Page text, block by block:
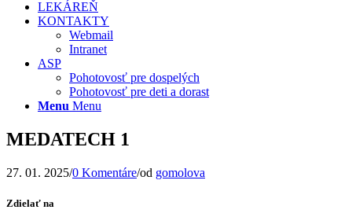
LEKÁREŇ
KONTAKTY
Webmail
Intranet
ASP
Pohotovosť pre dospelých
Pohotovosť pre deti a dorast
Menu Menu
MEDATECH 1
27. 01. 2025/0 Komentáre/od gomolova
Zdielať na